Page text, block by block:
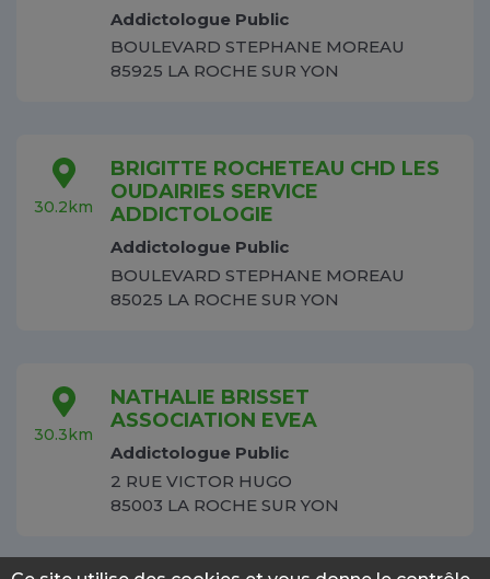
Addictologue Public
BOULEVARD STEPHANE MOREAU
85925 LA ROCHE SUR YON
30.2km
BRIGITTE ROCHETEAU CHD LES
OUDAIRIES SERVICE
ADDICTOLOGIE
Addictologue Public
BOULEVARD STEPHANE MOREAU
85025 LA ROCHE SUR YON
30.3km
NATHALIE BRISSET
ASSOCIATION EVEA
Addictologue Public
2 RUE VICTOR HUGO
85003 LA ROCHE SUR YON